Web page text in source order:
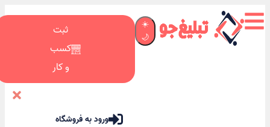
☀️
🌙
ثبت
کسب
و کار
ورود به فروشگاه